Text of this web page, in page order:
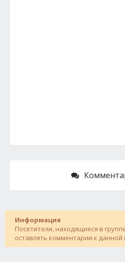
Информация
Посетители, находящиеся в
оставлять комментарии к данной